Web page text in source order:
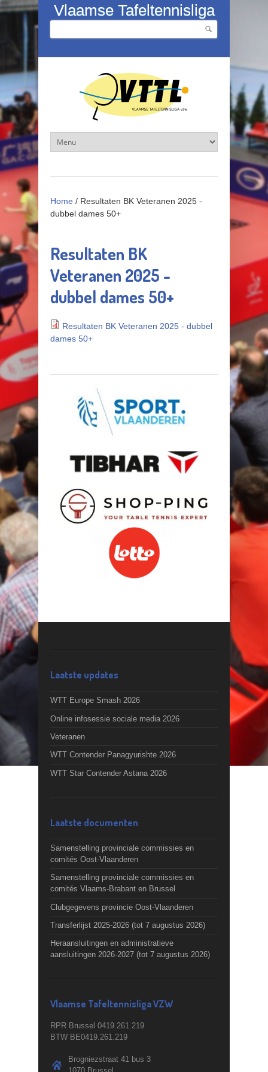
Overslaan en naar de inhoud gaan
Vlaamse Tafeltennisliga
Zoekveld
Home / Resultaten BK Veteranen 2025 -
dubbel dames 50+
Resultaten BK
Veteranen 2025 -
dubbel dames 50+
Resultaten BK Veteranen 2025 - dubbel
dames 50+
Laatste updates
WTT Europe Smash 2026
Online infosessie sociale media 2026
Veteranen
WTT Contender Panagyurishte 2026
WTT Star Contender Astana 2026
Laatste documenten
Samenstelling provinciale commissies en
comités Oost-Vlaanderen
Samenstelling provinciale commissies en
comités Vlaams-Brabant en Brussel
Clubgegevens provincie Oost-Vlaanderen
Transferlijst 2025-2026 (tot 7 augustus 2026)
Heraansluitingen en administratieve
aansluitingen 2026-2027 (tot 7 augustus 2026)
Vlaamse Tafeltennisliga VZW
RPR Brussel 0419.261.219
BTW BE0419.261.219
Brogniezstraat 41 bus 3